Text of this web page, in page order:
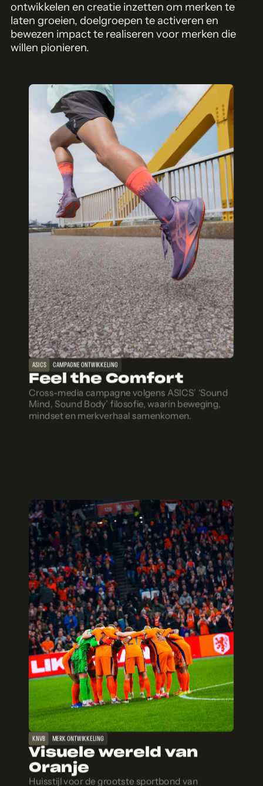
ontwikkelen en creatie inzetten om merken te
laten groeien, doelgroepen te activeren en
bewezen impact te realiseren voor merken die
willen pionieren.
ASICS CAMPAGNE ONTWIKKELING
Feel the Comfort
Cross-media campagne volgens ASICS’ ‘Sound
Mind, Sound Body’ filosofie, waarin beweging,
mindset en merkverhaal samenkomen.
KNVB MERK ONTWIKKELING
Visuele wereld van
Oranje
Huisstijl voor de grootste sportbond van